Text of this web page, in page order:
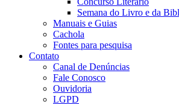
Semana do Livro e da
Manuais e Guias
Cachola
Fontes para pesquisa
Contato
Canal de Denúncias
Fale Conosco
Ouvidoria
LGPD